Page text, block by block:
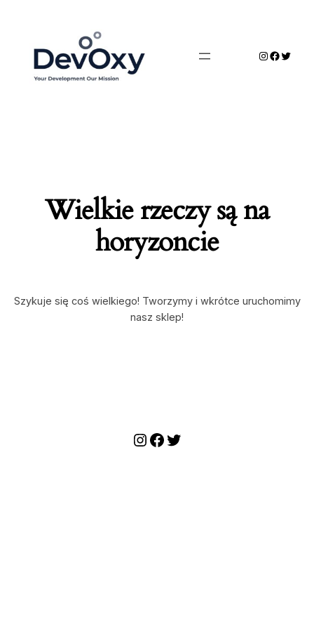
Wielkie rzeczy są na
horyzoncie
Szykuje się coś wielkiego! Tworzymy i wkrótce uruchomimy
nasz sklep!